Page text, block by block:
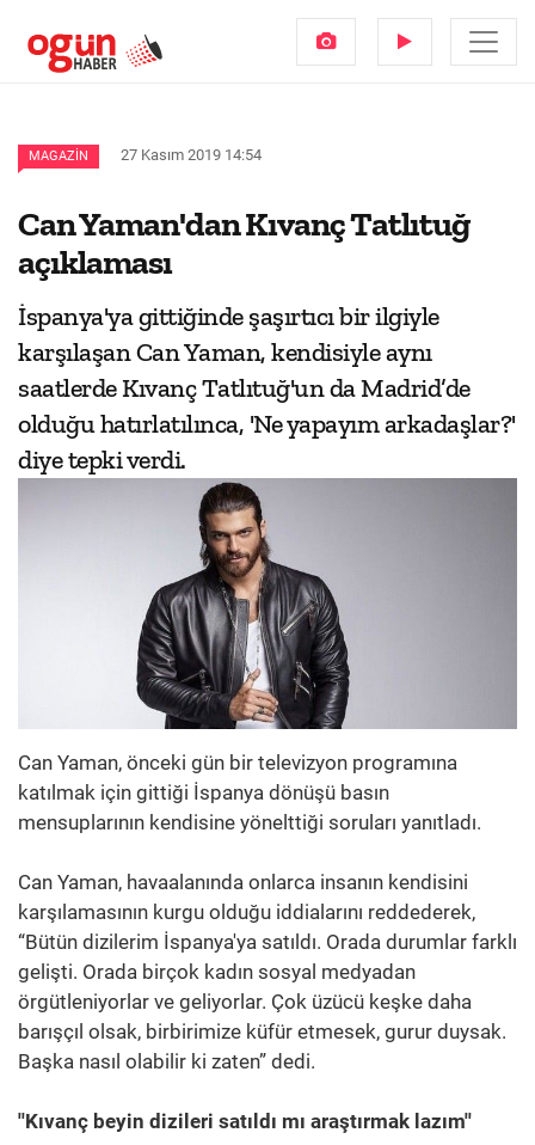
MAGAZIN 27 Kasım 2019 14:54
Can Yaman'dan Kıvanç Tatlıtuğ
açıklaması
İspanya'ya gittiğinde şaşırtıcı bir ilgiyle
karşılaşan Can Yaman, kendisiyle aynı
saatlerde Kıvanç Tatlıtuğ'un da Madrid’de
olduğu hatırlatılınca, 'Ne yapayım arkadaşlar?'
diye tepki verdi.
Can Yaman, önceki gün bir televizyon programına
katılmak için gittiği İspanya dönüşü basın
mensuplarının kendisine yönelttiği soruları yanıtladı.
Can Yaman, havaalanında onlarca insanın kendisini
karşılamasının kurgu olduğu iddialarını reddederek,
“Bütün dizilerim İspanya'ya satıldı. Orada durumlar farklı
gelişti. Orada birçok kadın sosyal medyadan
örgütleniyorlar ve geliyorlar. Çok üzücü keşke daha
barışçıl olsak, birbirimize küfür etmesek, gurur duysak.
Başka nasıl olabilir ki zaten” dedi.
''Kıvanç beyin dizileri satıldı mı araştırmak lazım''